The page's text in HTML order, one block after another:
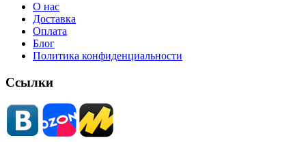
О нас
Доставка
Оплата
Блог
Политика конфиденциальности
Ссылки